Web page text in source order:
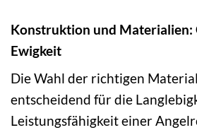
Konstruktion und Materialien:
Ewigkeit
Die Wahl der richtigen
entscheidend für die
Leistungsfähigkeit einer